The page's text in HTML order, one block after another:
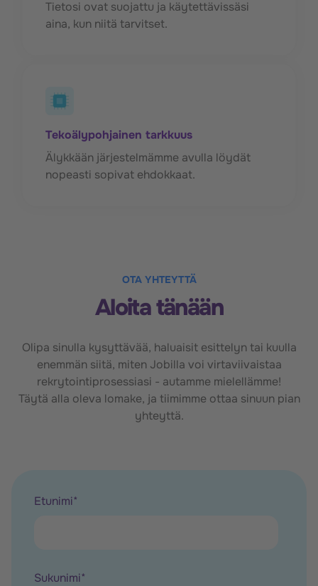
Tietosi ovat suojattu ja käytettävissäsi
aina, kun niitä tarvitset.
Tekoälypohjainen tarkkuus
Älykkään järjestelmämme avulla löydät
nopeasti sopivat ehdokkaat.
OTA YHTEYTTÄ
Aloita tänään
Olipa sinulla kysyttävää, haluaisit esittelyn tai kuulla
enemmän siitä, miten Jobilla voi virtaviivaistaa
rekrytointiprosessiasi - autamme mielellämme!
Täytä alla oleva lomake, ja tiimimme ottaa sinuun pian
yhteyttä.
Etunimi*
Sukunimi*